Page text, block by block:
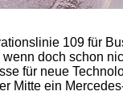
109 für
doch schon
für neue
Mitte ein